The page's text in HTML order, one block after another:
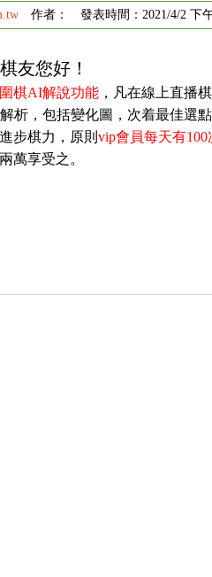
作者： 發表時間：2021/4/2 下
友您好！
圍棋AI解說功能 ，凡在線上直播
析，包括變化圖，次着最佳選
步棋力，原則 vip會員每天有
萬享受之。